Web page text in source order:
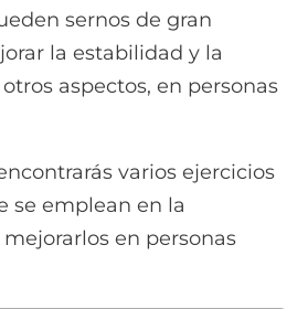
sernos de gran
la estabilidad y la
aspectos, en personas
varios ejercicios
se emplean en la
en personas